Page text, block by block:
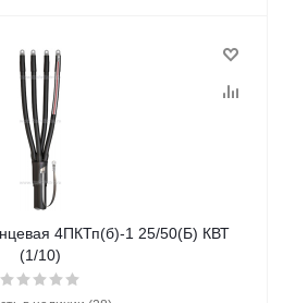
4ПКТп(б)-1 25/50(Б) КВТ
(1/10)